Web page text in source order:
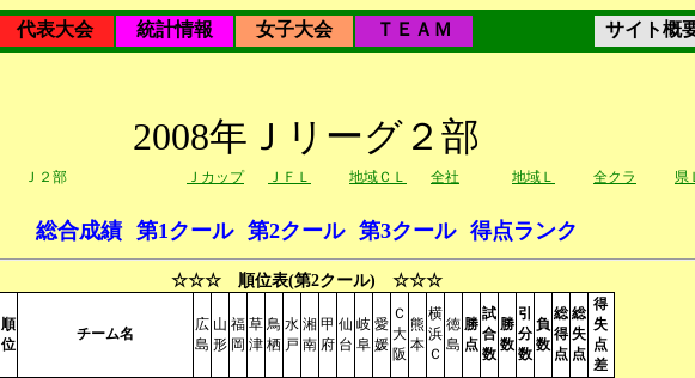
代表大会 統計情報 女子大会 ＴＥＡＭ
サイト概
2008年Ｊリーグ２部
Ｊ２部 Ｊカップ ＪＦＬ 地域ＣＬ 全社 地域Ｌ 全クラ 県
総合成績 第1クール 第2クール 第3クール 得点ランク
☆☆☆ 順位表(第2クール) ☆☆☆
順
位
チーム名
広
島
山
形
福
岡
草
津
鳥
栖
水
戸
湘
南
甲
府
仙
台
岐
阜
愛
媛
Ｃ
大
阪
熊
本
横
浜
Ｃ
徳
島
勝
点
試
合
数
勝
数
引
分
数
負
数
総
得
点
総
失
点
得
失
点
差